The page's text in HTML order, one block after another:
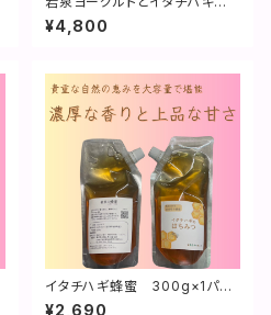
セット定期購入！
¥4,800
イタチハギ蜂蜜 300g×1パッ
ク**希少な自然の贈り物**
¥2,690